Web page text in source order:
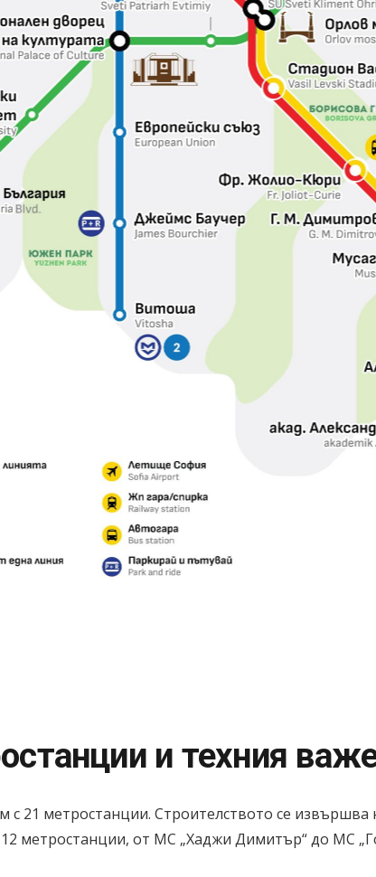
и техния
метростанции. Строителството се извършва
метростанции, от МС „Хаджи Димитър“ до МС